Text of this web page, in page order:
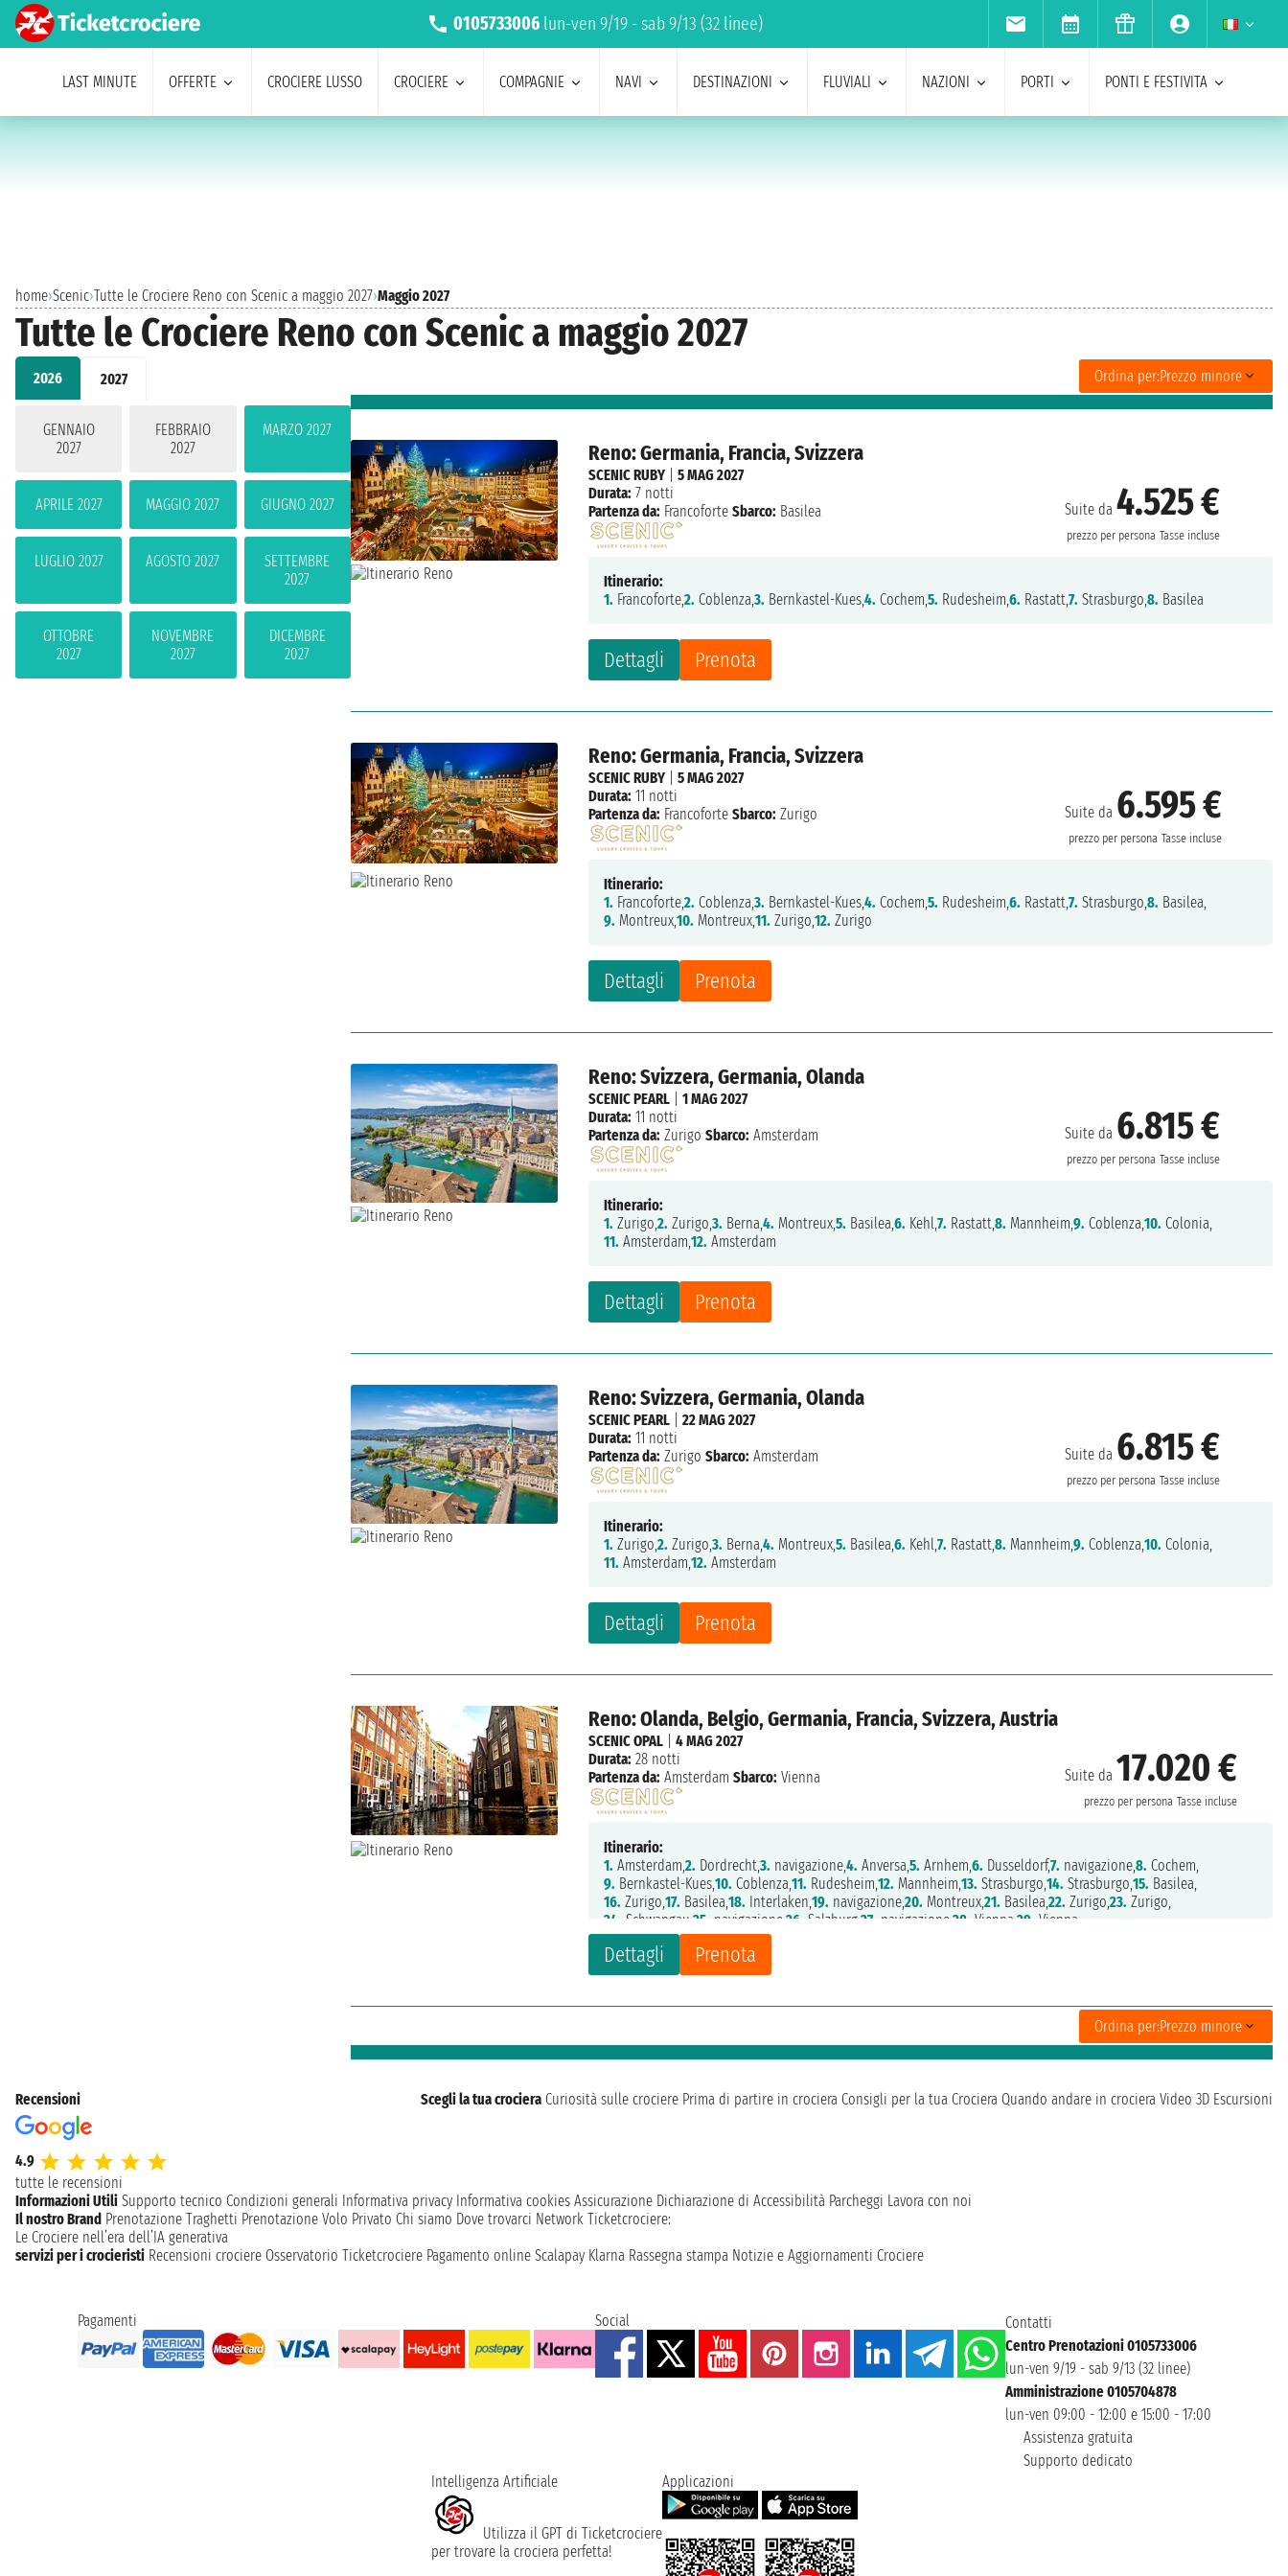
0105733006 lun-ven 9/19 - sab 9/13 (32 linee)
LAST MINUTE OFFERTE CROCIERE LUSSO CROCIERE COMPAGNIE NAVI DESTINAZIONI FLUVIALI NAZIONI PORTI PONTI E FESTIVITA
home›Scenic›Tutte le Crociere Reno con Scenic a maggio 2027›Maggio 2027
Tutte le Crociere Reno con Scenic a maggio 2027
2026 2027
GENNAIO
2027
FEBBRAIO
2027
MARZO 2027
APRILE 2027 MAGGIO 2027 GIUGNO 2027
LUGLIO 2027 AGOSTO 2027
SETTEMBRE
2027
OTTOBRE
2027
NOVEMBRE
2027
DICEMBRE
2027
Ordina per:Prezzo minore
Reno: Germania, Francia, Svizzera
Suite da4.525 €
prezzo per persona Tasse incluse
Dettagli Prenota
SCENIC RUBY |5 MAG 2027
Durata: 7 notti
Partenza da: Francoforte Sbarco: Basilea
Itinerario:
1. Francoforte,2. Coblenza,3. Bernkastel-Kues,4. Cochem,5. Rudesheim,6. Rastatt,7. Strasburgo,8. Basilea
Reno: Germania, Francia, Svizzera
Suite da 6.595 €
prezzo per persona Tasse incluse
Dettagli Prenota
SCENIC RUBY |5 MAG 2027
Durata: 11 notti
Partenza da: Francoforte Sbarco: Zurigo
Itinerario:
1. Francoforte,2. Coblenza,3. Bernkastel-Kues,4. Cochem,5. Rudesheim,6. Rastatt,7. Strasburgo,8. Basilea,
9. Montreux,10. Montreux,11. Zurigo,12. Zurigo
Reno: Svizzera, Germania, Olanda
Suite da 6.815 €
prezzo per persona Tasse incluse
Dettagli Prenota
SCENIC PEARL |1 MAG 2027
Durata: 11 notti
Partenza da: Zurigo Sbarco: Amsterdam
Itinerario:
1. Zurigo,2. Zurigo,3. Berna,4. Montreux,5. Basilea,6. Kehl,7. Rastatt,8. Mannheim,9. Coblenza,10. Colonia,
11. Amsterdam,12. Amsterdam
Reno: Svizzera, Germania, Olanda
Suite da 6.815 €
prezzo per persona Tasse incluse
Dettagli Prenota
SCENIC PEARL |22 MAG 2027
Durata: 11 notti
Partenza da: Zurigo Sbarco: Amsterdam
Itinerario:
1. Zurigo,2. Zurigo,3. Berna,4. Montreux,5. Basilea,6. Kehl,7. Rastatt,8. Mannheim,9. Coblenza,10. Colonia,
11. Amsterdam,12. Amsterdam
Reno: Olanda, Belgio, Germania, Francia, Svizzera, Austria
Suite da 17.020 €
prezzo per persona Tasse incluse
Dettagli Prenota
SCENIC OPAL |4 MAG 2027
Durata: 28 notti
Partenza da: Amsterdam Sbarco: Vienna
Itinerario:
1. Amsterdam,2. Dordrecht,3. navigazione,4. Anversa,5. Arnhem,6. Dusseldorf,7. navigazione,8. Cochem,
9. Bernkastel-Kues,10. Coblenza,11. Rudesheim,12. Mannheim,13. Strasburgo,14. Strasburgo,15. Basilea,
16. Zurigo,17. Basilea,18. Interlaken,19. navigazione,20. Montreux,21. Basilea,22. Zurigo,23. Zurigo,
24. Schwangau,25. navigazione,26. Salzburg,27. navigazione,28. Vienna,29. Vienna
Ordina per:Prezzo minore
Recensioni
4.9
tutte le recensioni
Scegli la tua crociera Curiosità sulle crociere Prima di partire in crociera Consigli per la tua Crociera Quando andare in crociera Video 3D Escursioni
Informazioni Utili Supporto tecnico Condizioni generali Informativa privacy Informativa cookies Assicurazione Dichiarazione di Accessibilità Parcheggi Lavora con noi
Il nostro Brand Prenotazione Traghetti Prenotazione Volo Privato Chi siamo Dove trovarci Network Ticketcrociere:
Le Crociere nell’era dell’IA generativa
servizi per i crocieristi Recensioni crociere Osservatorio Ticketcrociere Pagamento online Scalapay Klarna Rassegna stampa Notizie e Aggiornamenti Crociere
Pagamenti Social
Contatti
Centro Prenotazioni 0105733006
lun-ven 9/19 - sab 9/13 (32 linee)
Amministrazione 0105704878
lun-ven 09:00 - 12:00 e 15:00 - 17:00
Assistenza gratuita
Supporto dedicato
Intelligenza Artificiale
Utilizza il GPT di Ticketcrociere
per trovare la crociera perfetta!
Applicazioni